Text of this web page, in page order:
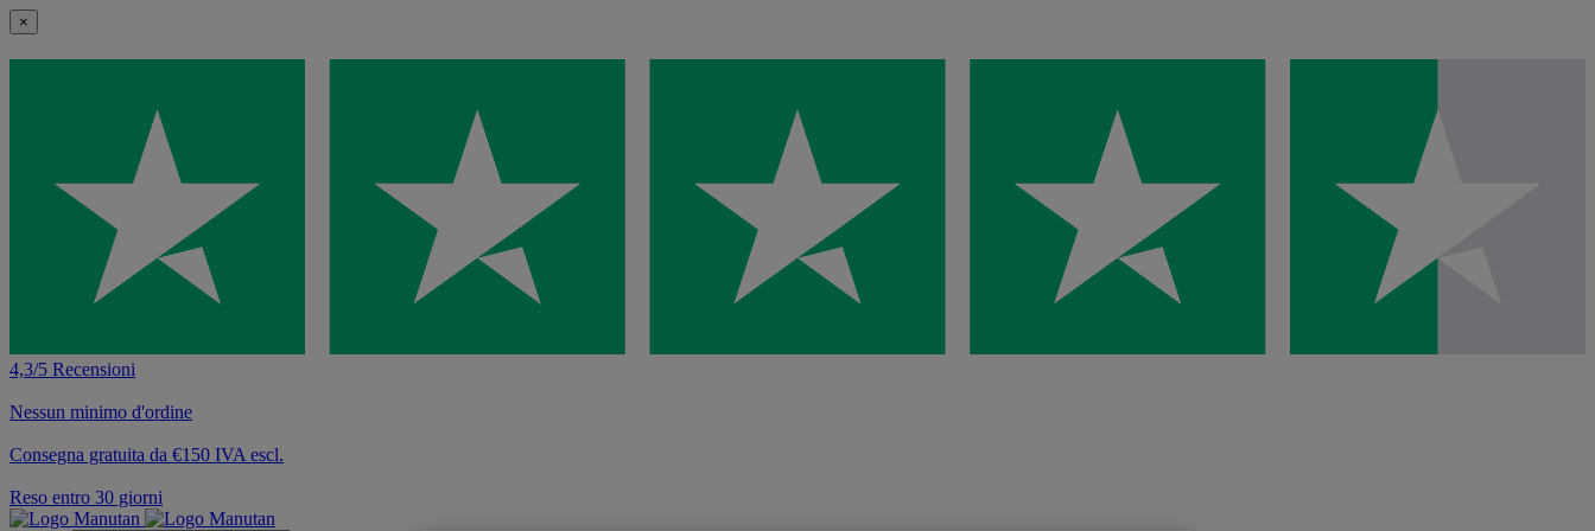
×
4,3/5 Recensioni
Nessun minimo d'ordine
Consegna gratuita da €150 IVA escl.
Reso entro 30 giorni